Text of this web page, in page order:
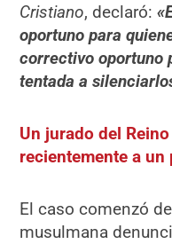
Cristiano, declaró:
oportuno para
correctivo oportuno
tentada a
Un jurado del
recientemente a
El caso comenzó
musulmana